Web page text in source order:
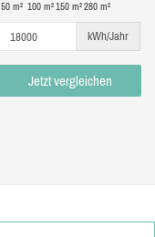
50 m² 100 m²150 m²280 m²
kWh/Jahr
Jetzt vergleichen